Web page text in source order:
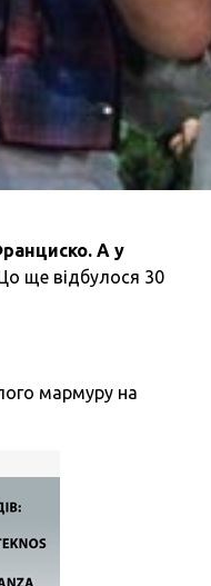
А у
ще відбулося 30
мармуру на